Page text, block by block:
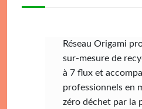
Réseau Origami
sur-mesure de
à 7 flux et
professionnels en
zéro déchet par la